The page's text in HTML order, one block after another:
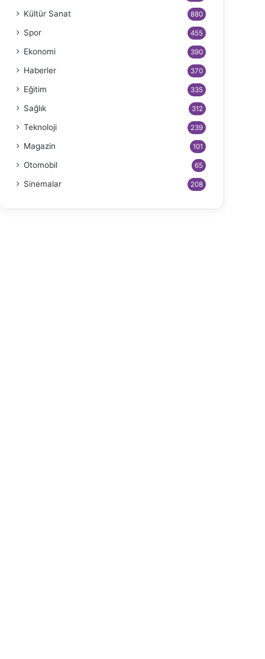
Kültür Sanat 880
Spor 455
Ekonomi 390
Haberler 370
Eğitim 335
Sağlık 312
Teknoloji 239
Magazin 101
Otomobil 65
Sinemalar 208